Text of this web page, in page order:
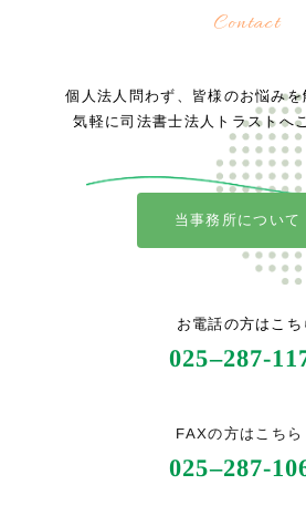
Contact
個人法人問わず、皆様のお悩みを
気軽に司法書士法人トラストへ
当事務所について
お電話の方はこち
025–287-
FAXの方はこち
025–287-